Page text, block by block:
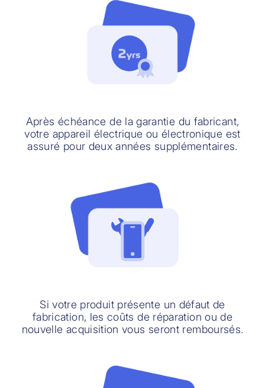
Après échéance de la garantie du fabricant,
votre appareil électrique ou électronique est
assuré pour deux années supplémentaires.
Si votre produit présente un défaut de
fabrication, les coûts de réparation ou de
nouvelle acquisition vous seront remboursés.